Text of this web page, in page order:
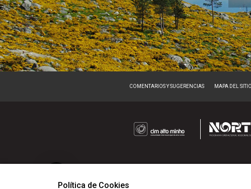
Política de Cookies
COMENTARIOS Y SUGERENCIAS MAPA DEL SITIO